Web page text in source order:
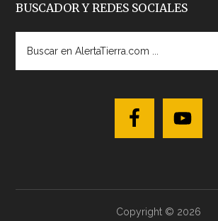
BUSCADOR Y REDES SOCIALES
AlertaTierra.com
Copyright © 2026